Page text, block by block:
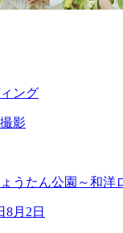
ング
影
うたん公園～和洋
8月2日